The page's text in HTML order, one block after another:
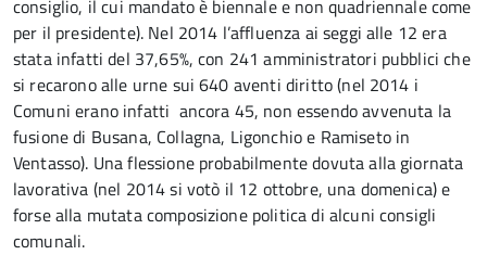
consiglio, il cui mandato è biennale e non quadriennale come
per il presidente). Nel 2014 l’affluenza ai seggi alle 12 era
stata infatti del 37,65%, con 241 amministratori pubblici che
si recarono alle urne sui 640 aventi diritto (nel 2014 i
Comuni erano infatti ancora 45, non essendo avvenuta la
fusione di Busana, Collagna, Ligonchio e Ramiseto in
Ventasso). Una flessione probabilmente dovuta alla giornata
lavorativa (nel 2014 si votò il 12 ottobre, una domenica) e
forse alla mutata composizione politica di alcuni consigli
comunali.